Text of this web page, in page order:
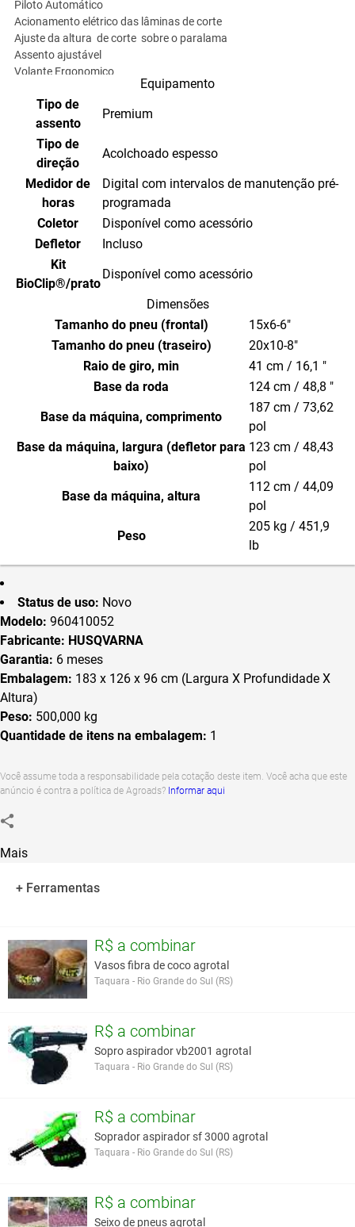
Piloto Automático
Acionamento elétrico das lâminas de corte
Ajuste da altura de corte sobre o paralama
Assento ajustável
Volante Ergonomico
Sistema de corte com Air Induction
Nível de combustível visivel
Medidor de horas com alerta de serviço
Faróis
Porta copos
Sensor de segurança no assento.
Motor
Fabricante do motor
Modelo do motor
Cilindrada
725 cm³ / 20 hp
Cilindros
15 A
12 V 35 Ah
Volume do tanque de combustível15,2 lit / 4 gal.
Tipo de lubrificante do motor
Pressão cheia
Tipo de transmissão
Hidrostático
Fabricante da transmissão
Tuff Torq
Operado por pedal
Velocidade à frente, min-max
0-7,3 km/h / 0-4,5 mph
Velocidade marcha à ré, min-max0-1,8 km/h / 0-1,1 mph
107 cm / 42 pol
Descarte lateral
26 - 102 mm / 1 - 4
Ajuste da altura do corte
Passos para altura de corte
Ajuste da altura de corte
Regulagem da lâmina
Lâminas
2
Tipo de lâmina
Rodas que se ajustam as imperfeições do
terreno
Equipamento
Tipo de
assento
Premium
Tipo de
direção
Acolchoado espesso
Medidor de
horas
Digital com intervalos de manutenção pré-
programada
Coletor
Disponível como acessório
Defletor
Incluso
Kit
BioClip®/prato
Disponível como acessório
Dimensões
Tamanho do pneu (frontal)
15x6-6"
Tamanho do pneu (traseiro)
20x10-8"
Raio de giro, min
41 cm / 16,1 "
Base da roda
124 cm / 48,8 "
Base da máquina, comprimento
187 cm / 73,62
pol
Base da máquina, largura (defletor para
baixo)
123 cm / 48,43
pol
Base da máquina, altura
112 cm / 44,09
pol
Peso
205 kg / 451,9
lb
Status de uso: Novo
Modelo: 960410052
Fabricante: HUSQVARNA
Garantia: 6 meses
Embalagem: 183 x 126 x 96 cm (Largura X Profundidade X
Altura)
Peso: 500,000 kg
Quantidade de itens na embalagem: 1
Você assume toda a responsabilidade pela cotação deste item. Você acha que este
anúncio é contra a política de Agroads? Informar aqui
Mais
+ Ferramentas
R$ a combinar
Vasos fibra de coco agrotal
Taquara - Rio Grande do Sul (RS)
R$ a combinar
Sopro aspirador vb2001 agrotal
Taquara - Rio Grande do Sul (RS)
R$ a combinar
Soprador aspirador sf 3000 agrotal
Taquara - Rio Grande do Sul (RS)
R$ a combinar
Seixo de pneus agrotal